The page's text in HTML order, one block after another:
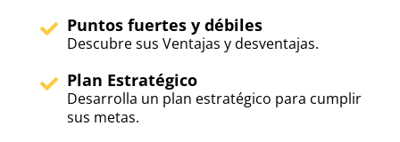
Puntos fuertes y débiles
Descubre sus Ventajas y desventajas.
Plan Estratégico
Desarrolla un plan estratégico para cumplir
sus metas.